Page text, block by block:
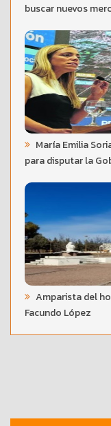
buscar nuevos
María Emilia
para disputar la
Amparista del
Facundo López